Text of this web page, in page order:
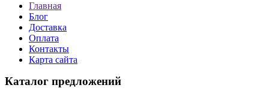
Главная
Блог
Доставка
Оплата
Контакты
Карта сайта
Каталог предложений